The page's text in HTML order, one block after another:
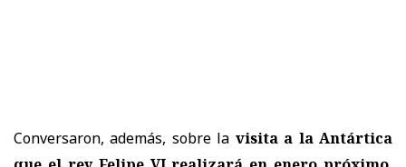
Conversaron, además, sobre la visita a la Antártica